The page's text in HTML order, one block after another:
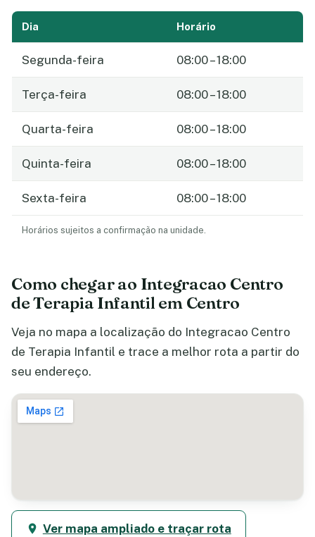
Dia Horário
Segunda-feira 08:00 – 18:00
Terça-feira 08:00 – 18:00
Quarta-feira 08:00 – 18:00
Quinta-feira 08:00 – 18:00
Sexta-feira 08:00 – 18:00
Horários sujeitos a confirmação na unidade.
Como chegar ao Integracao Centro
de Terapia Infantil em Centro
Veja no mapa a localização do Integracao Centro
de Terapia Infantil e trace a melhor rota a partir do
seu endereço.
Ver mapa ampliado e traçar rota